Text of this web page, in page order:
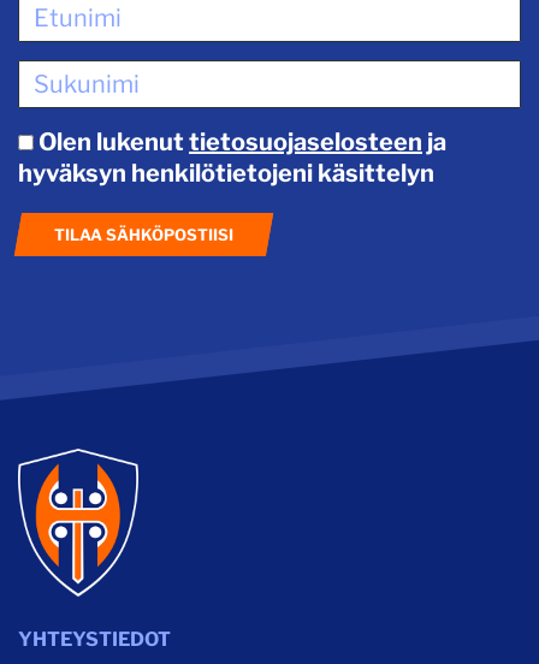
YHTEYSTIEDOT
Olen lukenut tietosuojaselosteen ja
hyväksyn henkilötietojeni käsittelyn
TILAA SÄHKÖPOSTIISI